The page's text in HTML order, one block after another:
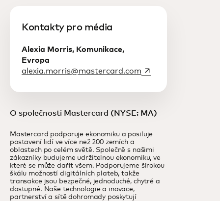
Kontakty pro média
Alexia Morris, Komunikace,
Evropa
alexia.morris@mastercard.com opens in a new tab
O společnosti Mastercard (NYSE: MA)
Mastercard podporuje ekonomiku a posiluje
postavení lidí ve více než 200 zemích a
oblastech po celém světě. Společně s našimi
zákazníky budujeme udržitelnou ekonomiku, ve
které se může dařit všem. Podporujeme širokou
škálu možností digitálních plateb, takže
transakce jsou bezpečné, jednoduché, chytré a
dostupné. Naše technologie a inovace,
partnerství a sítě dohromady poskytují